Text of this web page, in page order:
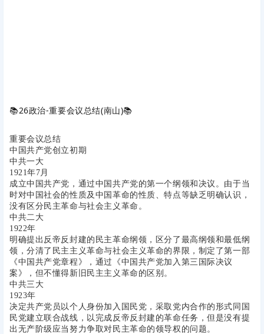
📚26政治-重要会议总结(南山)📚
重要会议总结
中国共产党创立初期
中共一大
1921年7月
成立中国共产党，通过中国共产党的第一个纲领和决议。由于当
时对中国社会的性质及中国革命的性质、特点等缺乏明确认识，
没有区分民主革命与社会主义革命。
中共二大
1922年
明确提出反帝反封建的民主革命纲领，区分了最高纲领和最低纲
领，分清了民主主义革命与社会主义革命的界限，制定了第一部
《中国共产党章程》，通过《中国共产党加入第三国际决议
案》，但不懂得新旧民主主义革命的区别。
中共三大
1923年
决定共产党员以个人身份加入国民党，采取党内合作的形式同国
民党建立联合战线，以完成反帝反封建的革命任务，但是没有提
出无产阶级应当努力争取对民主革命的领导权的问题。